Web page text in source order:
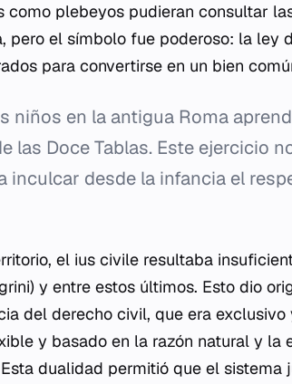
plebeyos pudieran consultar
pero el símbolo fue poderoso: la ley
para convertirse en un bien
niños en la antigua Roma
las Doce Tablas. Este ejercicio
inculcar desde la infancia el
el ius civile resultaba
) y entre estos últimos. Esto dio
del derecho civil, que era
y basado en la razón natural y la
dualidad permitió que el sistema